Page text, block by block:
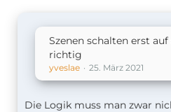
Szenen schalten erst
richtig
yveslae 25. März 2021
Die Logik muss man zwar